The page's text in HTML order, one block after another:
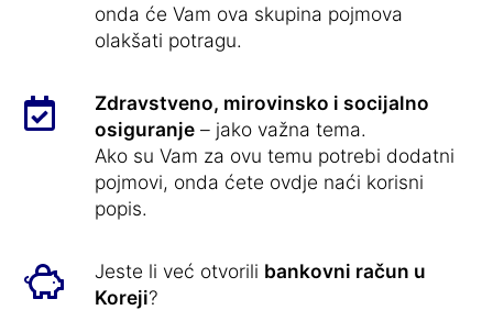
onda će Vam ova skupina pojmova
olakšati potragu.
Zdravstveno, mirovinsko i socijalno
osiguranje – jako važna tema.
Ako su Vam za ovu temu potrebi dodatni
pojmovi, onda ćete ovdje naći korisni
popis.
Jeste li već otvorili bankovni račun u
Koreji?